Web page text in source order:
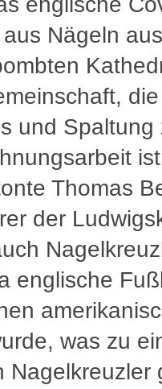
Nägeln
und Spaltung
Thomas
der
englische
was zu
Nagelkreuzler